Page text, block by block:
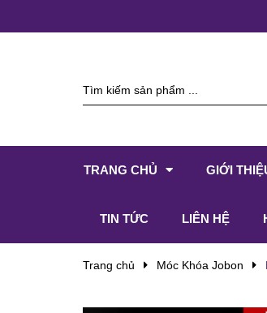
TRANG CHỦ GIỚI
TIN TỨC LIÊN HỆ
Trang chủ Móc Khóa Jobon